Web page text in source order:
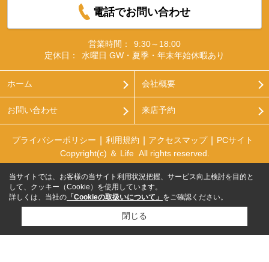
電話でお問い合わせ
営業時間：
9:30～18:00
定休日：
水曜日 GW・夏季・年末年始休暇あり
ホーム 会社概要
お問い合わせ 来店予約
プライバシーポリシー 利用規約 アクセスマップ
PCサイト
Copyright(c) ＆ Life All rights reserved.
当サイトでは、お客様の当サイト利用状況把握、サービス向上検討を目的と
して、クッキー（Cookie）を使用しています。
詳しくは、当社の 「Cookieの取扱いについて」 をご確認ください。
閉じる